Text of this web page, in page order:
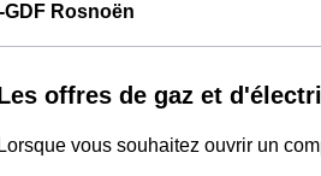
GDF Rosnoën
offres de gaz et
Lorsque vous souhaitez ouvrir un